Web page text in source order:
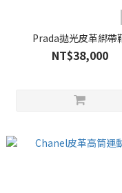
Prada拋光皮革綁帶
NT$38,000